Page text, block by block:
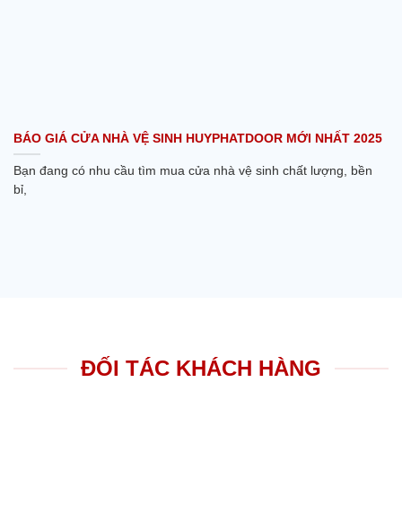
BÁO GIÁ CỬA NHÀ VỆ SINH HUYPHATDOOR MỚI NHẤT 2025
Bạn đang có nhu cầu tìm mua cửa nhà vệ sinh chất lượng, bền
bỉ,
ĐỐI TÁC KHÁCH HÀNG